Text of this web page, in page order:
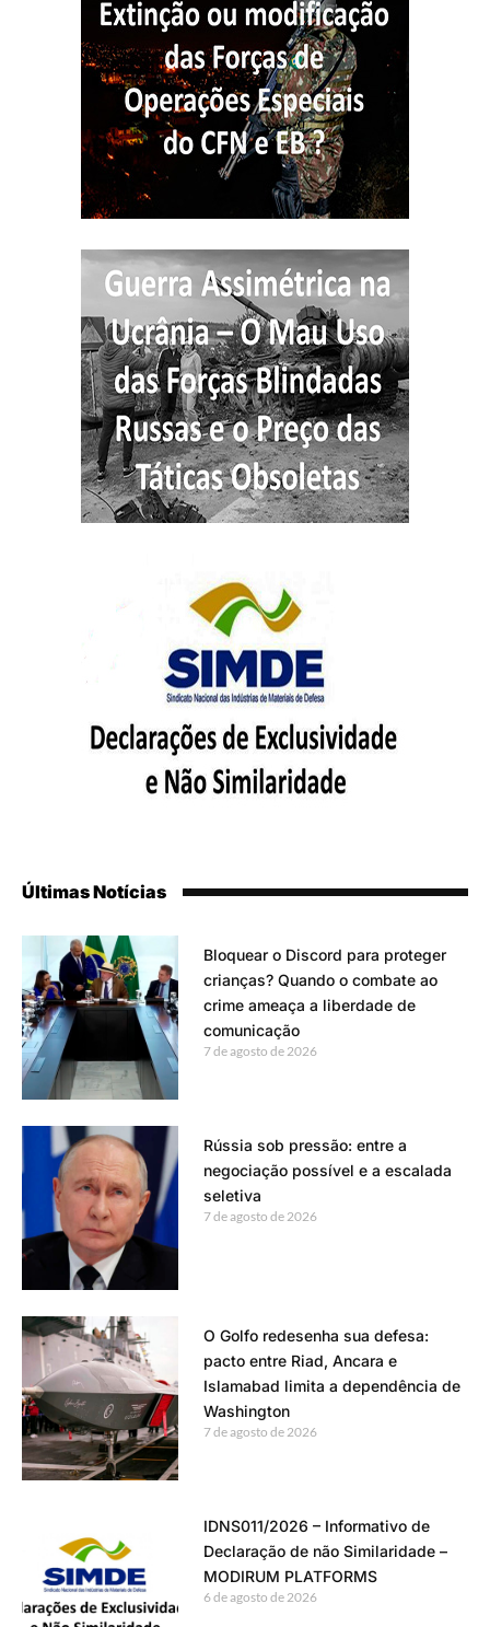
Últimas Notícias
Bloquear o Discord para proteger
crianças? Quando o combate ao
crime ameaça a liberdade de
comunicação
7 de agosto de 2026
Rússia sob pressão: entre a
negociação possível e a escalada
seletiva
7 de agosto de 2026
O Golfo redesenha sua defesa:
pacto entre Riad, Ancara e
Islamabad limita a dependência de
Washington
7 de agosto de 2026
IDNS011/2026 – Informativo de
Declaração de não Similaridade –
MODIRUM PLATFORMS
6 de agosto de 2026